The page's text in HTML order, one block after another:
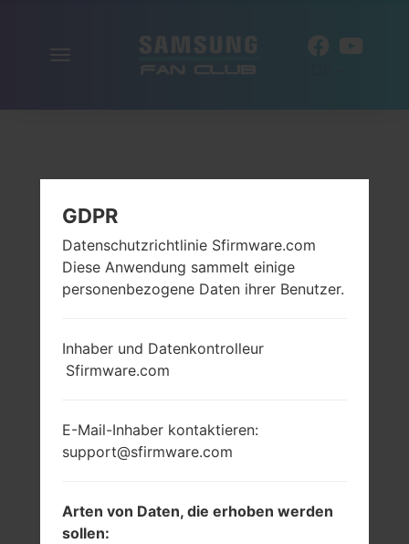
GDPR
Datenschutzrichtlinie Sfirmware.com
Diese Anwendung sammelt einige
personenbezogene Daten ihrer Benutzer.
Inhaber und Datenkontrolleur
Sfirmware.com
E-Mail-Inhaber kontaktieren:
support@sfirmware.com
Arten von Daten, die erhoben werden
sollen: